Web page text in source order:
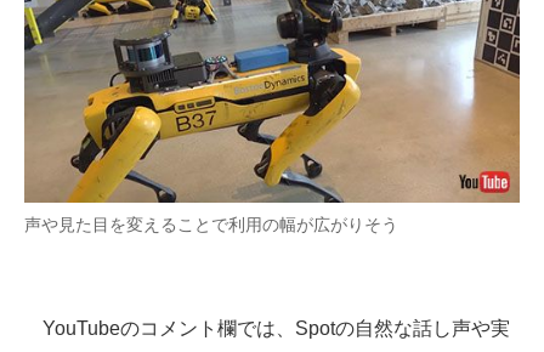
声や見た目を変えることで利用の幅が広がりそう
YouTubeのコメント欄では、Spotの自然な話し声や実